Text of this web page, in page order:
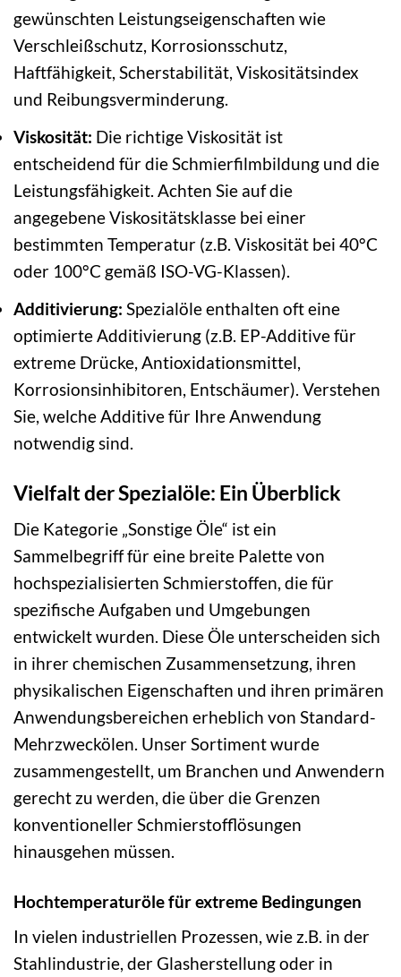
gewünschten Leistungseigenschaften wie
Verschleißschutz, Korrosionsschutz,
Haftfähigkeit, Scherstabilität, Viskositätsindex
und Reibungsverminderung.
Viskosität: Die richtige Viskosität ist
entscheidend für die Schmierfilmbildung und die
Leistungsfähigkeit. Achten Sie auf die
angegebene Viskositätsklasse bei einer
bestimmten Temperatur (z.B. Viskosität bei 40°C
oder 100°C gemäß ISO-VG-Klassen).
Additivierung: Spezialöle enthalten oft eine
optimierte Additivierung (z.B. EP-Additive für
extreme Drücke, Antioxidationsmittel,
Korrosionsinhibitoren, Entschäumer). Verstehen
Sie, welche Additive für Ihre Anwendung
notwendig sind.
Vielfalt der Spezialöle: Ein Überblick
Die Kategorie „Sonstige Öle“ ist ein
Sammelbegriff für eine breite Palette von
hochspezialisierten Schmierstoffen, die für
spezifische Aufgaben und Umgebungen
entwickelt wurden. Diese Öle unterscheiden sich
in ihrer chemischen Zusammensetzung, ihren
physikalischen Eigenschaften und ihren primären
Anwendungsbereichen erheblich von Standard-
Mehrzweckölen. Unser Sortiment wurde
zusammengestellt, um Branchen und Anwendern
gerecht zu werden, die über die Grenzen
konventioneller Schmierstofflösungen
hinausgehen müssen.
Hochtemperaturöle für extreme Bedingungen
In vielen industriellen Prozessen, wie z.B. in der
Stahlindustrie, der Glasherstellung oder in